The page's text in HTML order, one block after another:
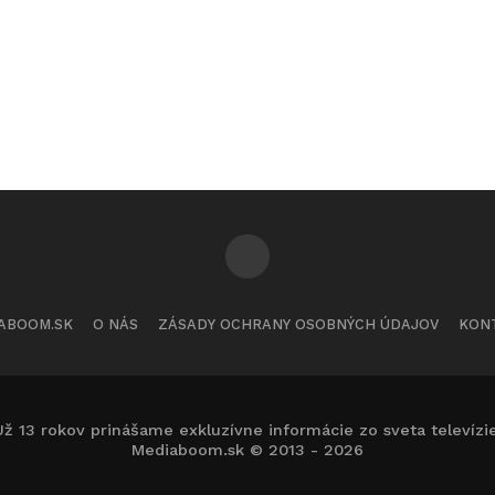
O NÁS ZÁSADY OCHRANY OSOBNÝCH ÚDAJOV
13 rokov prinášame exkluzívne informácie zo sveta
Mediaboom.sk © 2013 - 2026